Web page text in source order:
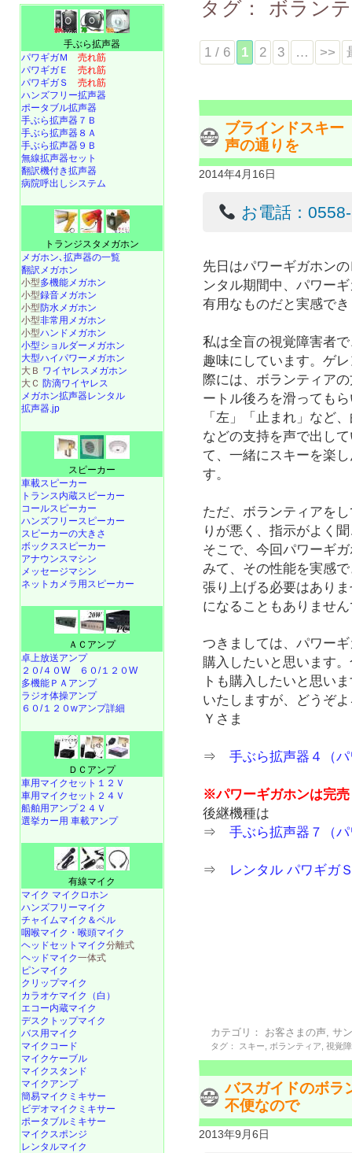
タグ： ボラン
1 / 6 1 2 3 … >>
ブラインドスキー
声の通りを
2014年4月16日
お電話：
先日はパワーギガホン
ンタル期間中、パワー
有用なものだと実感で
私は全盲の視覚障害者
趣味にしています。ゲ
際には、ボランティア
ートル後ろを滑っても
「左」「止まれ」など
などの支持を声で出し
て、一緒にスキーを楽
す。
ただ、ボランティアを
りが悪く、指示がよく
そこで、今回パワーギ
みて、その性能を実感
張り上げる必要はあり
になることもありませ
つきましては、パワー
購入したいと思います
トも購入したいと思い
いたしますが、どうぞ
Ｙさま
⇒手ぶら拡声器４（
※パワーギガホンは完
後継機種は
⇒手ぶら拡声器７（
⇒ レンタル パワギガ
カテゴリ： お客さまの声 ,サ
タグ： スキー ボランティア ,視覚
バスガイドのボラ
不便なので
2013年9月6日
手ぶら拡声器
パワギガＭ 売れ筋
パワギガＥ 売れ筋
パワギガＳ 売れ筋
ハンズフリー拡声器
ポータブル拡声器
手ぶら拡声器７Ｂ
手ぶら拡声器８Ａ
手ぶら拡声器９Ｂ
無線拡声器セット
翻訳機付き拡声器
病院呼出しシステム
トランジスタメガホン
メガホン､拡声器の一覧
翻訳メガホン
小型多機能メガホン
小型録音メガホン
小型防水メガホン
小型非常用メガホン
小型ハンドメガホン
小型ショルダーメガホン
大型ハイパワーメガホン
大Ｂ ワイヤレスメガホン
大Ｃ 防滴ワイヤレス
メガホン拡声器レンタル
拡声器.jp
スピーカー
車載スピーカー
トランス内蔵スピーカー
コールスピーカー
ハンズフリースピーカー
スピーカーの大きさ
ボックススピーカー
アナウンスマシン
メッセージマシン
ネットカメラ用スピーカー
ＡＣアンプ
卓上放送アンプ
２０/４０W
６０/１２０W
多機能ＰＡアンプ
ラジオ体操アンプ
６０/１２０wアンプ詳細
ＤＣアンプ
車用マイクセット１２Ｖ
車用マイクセット２４Ｖ
船舶用アンプ２４Ｖ
選挙カー用 車載アンプ
有線マイク
マイク マイクロホン
ハンズフリーマイク
チャイムマイク＆ベル
咽喉マイク・喉頭マイク
ヘッドセットマイク分離式
ヘッドマイク一体式
ピンマイク
クリップマイク
カラオケマイク（白）
エコー内蔵マイク
デスクトップマイク
バス用マイク
マイクコード
マイクケーブル
マイクスタンド
マイクアンプ
簡易マイクミキサー
ビデオマイクミキサー
ポータブルミキサー
マイクスポンジ
レンタルマイク